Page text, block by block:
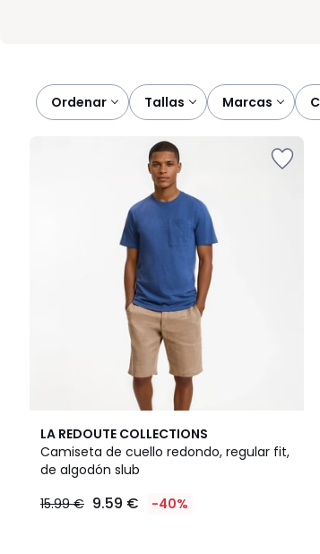
Ordenar tallas marcas
LA REDOUTE COLLECTIONS
Camiseta de cuello redondo, regular fit,
de algodón slub
€
15.99 € 9.59 € -40%
4,5
/ 5
4
Colores